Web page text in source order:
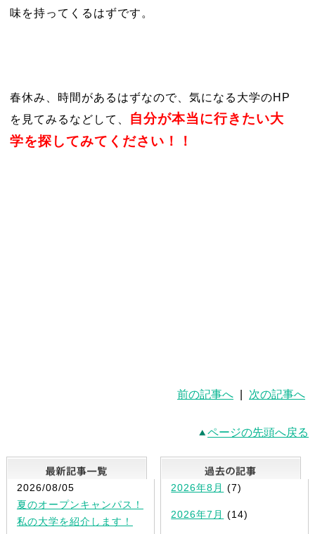
味を持ってくるはずです。
春休み、時間があるはずなので、気になる大学のHP
を見てみるなどして、
自分が本当に行きたい大
学を探してみてください！！
前の記事へ 次の記事へ
ページの先頭へ戻る
最新記事一覧
2026/08/05
夏のオープンキャンパス！
私の大学を紹介します！
2026年8月 (7)
2026年7月 (14)